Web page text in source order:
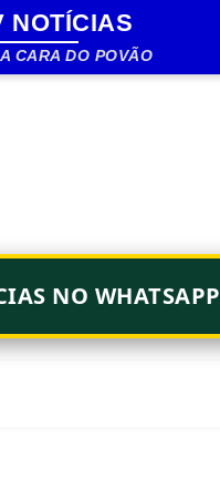
principal
NOTÍCIAS
CARA DO POVÃO
NO WHATSAPP